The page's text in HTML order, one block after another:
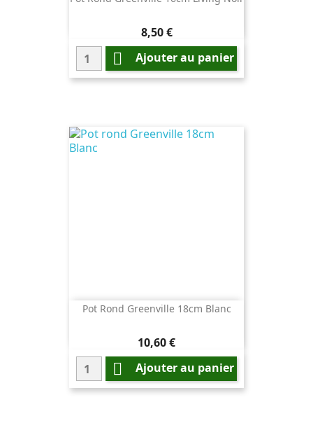
Prix
8,50 €
 Ajouter au panier
Pot Rond Greenville 18cm Blanc
Prix
10,60 €
 Ajouter au panier